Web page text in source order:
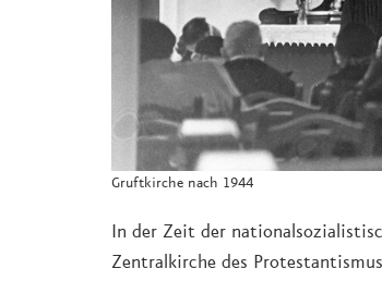
Gruftkirche nach 1944
In der Zeit der
Zentralkirche des